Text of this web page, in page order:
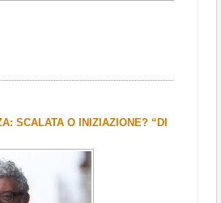
SCALATA O INIZIAZIONE? “DI